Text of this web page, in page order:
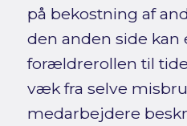
på bekostning af
den anden side kan
forældrerollen til
væk fra selve
medarbejdere